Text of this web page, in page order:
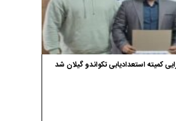
کمیته استعدادیابی تکواندو گیلان شد